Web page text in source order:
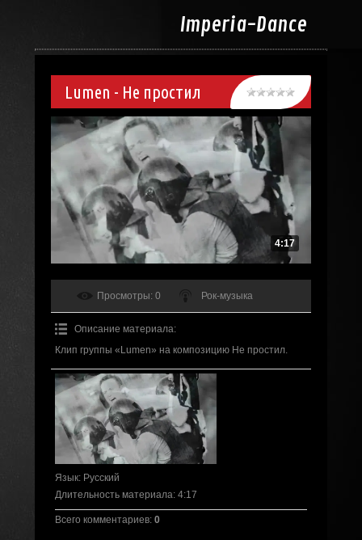
Imperia-Dance
Lumen - Не простил
4:17
Просмотры: 0 Рок-музыка
Описание материала:
Клип группы «Lumen» на композицию Не простил.
Язык: Русский
Длительность материала: 4:17
Всего комментариев: 0